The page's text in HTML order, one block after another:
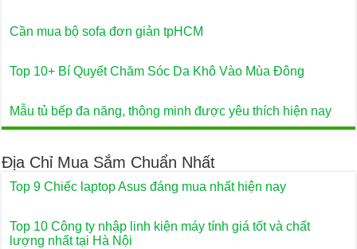
Cần mua bộ sofa đơn giản tpHCM
Top 10+ Bí Quyết Chăm Sóc Da Khô Vào Mùa Đông
Mẫu tủ bếp đa năng, thông minh được yêu thích hiện nay
Địa Chỉ Mua Sắm Chuẩn Nhất
Top 9 Chiếc laptop Asus đáng mua nhất hiện nay
Top 10 Công ty nhập linh kiện máy tính giá tốt và chất
lượng nhất tại Hà Nội